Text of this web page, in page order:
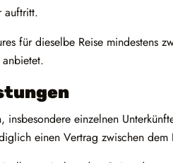
auftritt.
für dieselbe Reise mindestens
einzelnen
einen Vertrag zwischen